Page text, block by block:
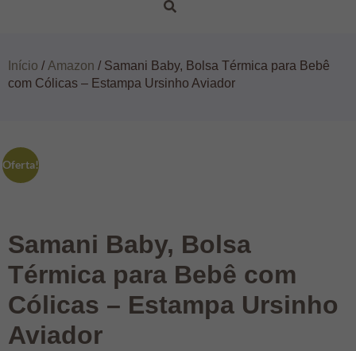
Início / Amazon / Samani Baby, Bolsa Térmica para Bebê
com Cólicas – Estampa Ursinho Aviador
Oferta!
Samani Baby, Bolsa
Térmica para Bebê com
Cólicas – Estampa Ursinho
Aviador